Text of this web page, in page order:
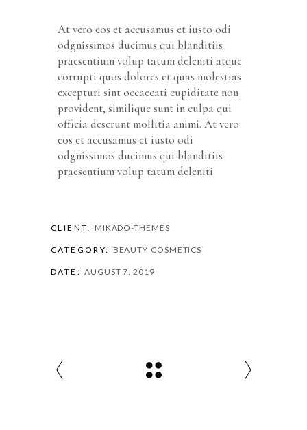
At vero eos et accusamus et iusto odi
odgnissimos ducimus qui blanditiis
praesentium volup tatum deleniti atque
corrupti quos dolores et quas molestias
excepturi sint occaecati cupiditate non
provident, similique sunt in culpa qui
officia deserunt mollitia animi. At vero
eos et accusamus et iusto odi
odgnissimos ducimus qui blanditiis
praesentium volup tatum deleniti
CLIENT: MIKADO-THEMES
CATEGORY: BEAUTY COSMETICS
DATE: AUGUST 7, 2019